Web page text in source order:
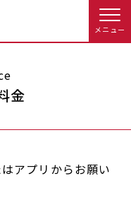
メニュー
金
アプリからお願い